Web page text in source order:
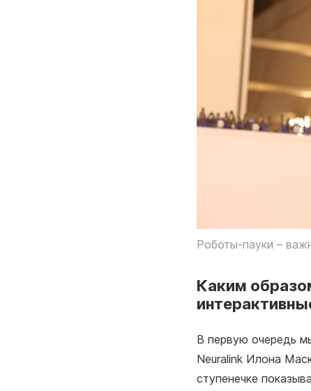
Роботы-пауки –
Каким
В первую очередь
Neuralink Илона
ступенечке